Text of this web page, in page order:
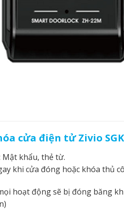
cửa điện tử Zivio
khẩu, thẻ từ.
khi cửa đóng hoặc khóa thủ
hoạt động sẽ bị đóng băng